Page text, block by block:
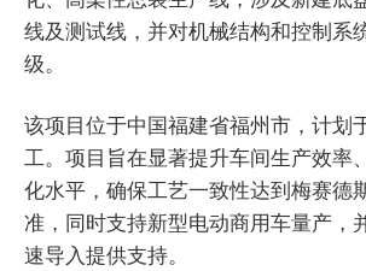
线及测试线，并对机械结构和控制系
级。
该项目位于中国福建省福州市，计划
工。项目旨在显著提升车间生产效率
化水平，确保工艺一致性达到梅赛德
准，同时支持新型电动商用车量产，
速导入提供支持。